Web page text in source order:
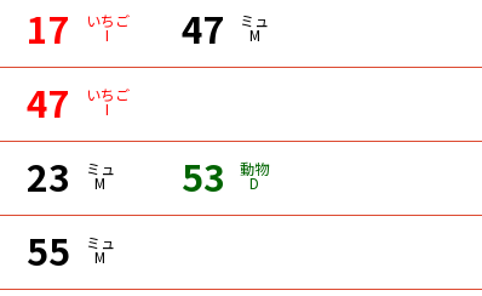
17 いちご
I 47 ミュ
M
47 いちご
I
23 ミュ
M 53 動物
D
55 ミュ
M